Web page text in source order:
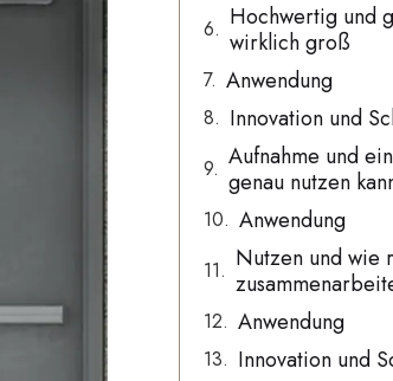
Hochwertig und
wirklich groß
Anwendung
Innovation und
Aufnahme und
genau nutzen
Anwendung
Nutzen und wie
Anwendung
Innovation und